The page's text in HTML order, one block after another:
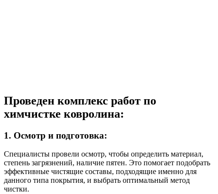
Проведен комплекс работ по
химчистке ковролина:
1. Осмотр и подготовка:
Специалисты провели осмотр, чтобы определить материал,
степень загрязнений, наличие пятен. Это помогает подобрать
эффективные чистящие составы, подходящие именно для
данного типа покрытия, и выбрать оптимальный метод
чистки.